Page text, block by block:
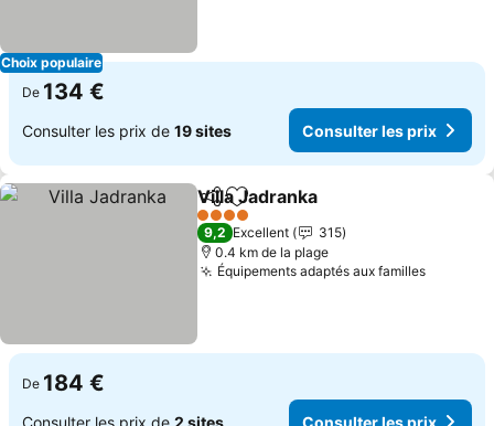
Choix populaire
De 134 €
Consulter les prix de 19 sites Consulter les prix
PartagerAjouter à mes favoris
Villa Jadranka
4 Étoiles
9,2 Excellent
315
0.4 km de la plage
Équipements adaptés aux familles
De 184 €
Consulter les prix de 2 sites Consulter les prix